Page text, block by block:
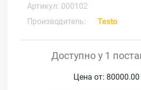
Артикул: 000102
Производитель:
Testo
Доступно у 1
Цена от: 80000.00